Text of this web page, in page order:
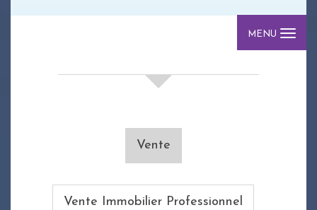
MENU
Vente
Vente Immobilier Professionnel